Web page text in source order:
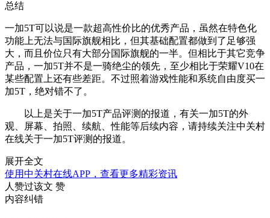
总结
一加5T可以说是一款超高性价比的优秀产品，虽然在特色化
功能上无法与国际旗舰相比，但其基础配置都做到了足够强
大，而且价位只有大部分国际旗舰的一半。但相比于其它竞争
产品，一加5T并不是一骑绝尘的领先，至少相比于荣耀V10在
某些配置上还有些差距。不过照着游戏性能和系统自由度买一
加5T，绝对错不了。
以上是关于一加5T产品评测的报道，有关一加5T的外
观、屏幕、拍照、续航、性能等后续内容，请持续关注中关村
在线关于一加5T评测的报道。
展开全文
使用中关村在线APP，查看更多精彩资讯
人赞过该文 赞
内容纠错